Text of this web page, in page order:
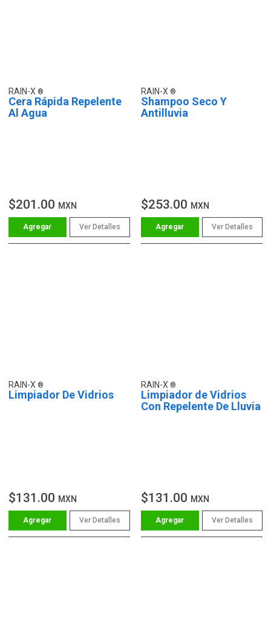
RAIN-X
Cera Rápida Repelente
Al Agua
$201.00 MXN
Ver Detalles
RAIN-X
Shampoo Seco Y
Antilluvia
$253.00 MXN
Ver Detalles
RAIN-X
Limpiador De Vidrios
$131.00 MXN
Ver Detalles
RAIN-X
Limpiador de Vidrios
Con Repelente De Lluvia
$131.00 MXN
Ver Detalles